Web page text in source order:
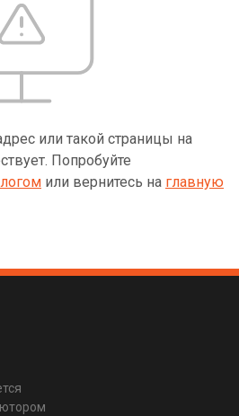
или такой страницы на
Попробуйте
или вернитесь на главную